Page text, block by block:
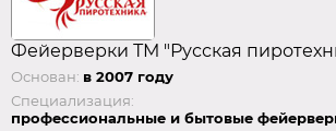
Фейерверки ТМ "Русская
Основан: в 2007 году
Специализация:
профессиональные и бытовые